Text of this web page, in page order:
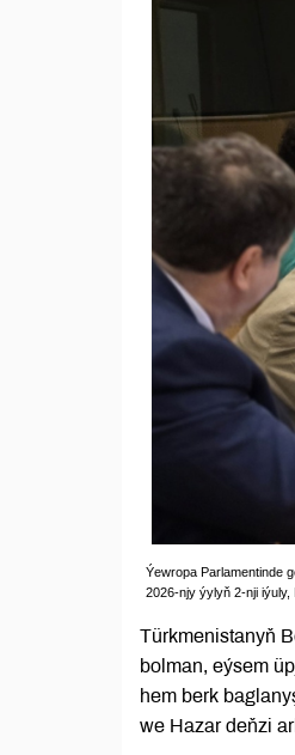
Ýewropa Parlamentinde
2026-njy ýylyň 2-nji
Türkmenistanyň
bolman, eýsem
hem berk
we Hazar deňzi